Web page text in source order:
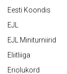
Eesti Koondis
EJL
EJL Miniturniirid
Eliitliiga
Eriolukord